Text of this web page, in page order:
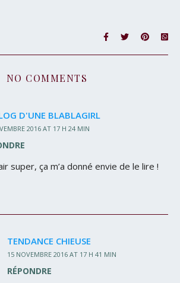
NO COMMENTS
D'UNE BLABLAGIRL
2016 AT 17 H 24 MIN
super, ça m’a donné envie de le lire !
TENDANCE CHIEUSE
15 NOVEMBRE 2016 AT 17 H 41 MIN
RÉPONDRE